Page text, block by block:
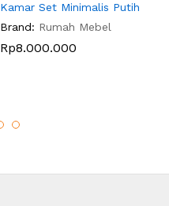
Kamar Set Minimalis Putih
Brand: Rumah Mebel
Rp8.000.000